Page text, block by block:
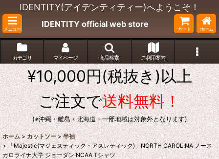
IDENTITY(アイデンティティー)へようこそ！
メニュー
IDENTITY official web store
カート ホーム
カテゴリ マイページ 商品検索 ご利用案内
¥10,000円(税抜き)以上
ご注文で送料無料！
(※沖縄・離島・北海道・一部地域は対象外となります)
ホーム > カットソー > 半袖
> 「Majestic(マジェスティック・アスレティック)」NORTH CAROLINA ノース
カロライナ大学 ジョーダン NCAA Tシャツ